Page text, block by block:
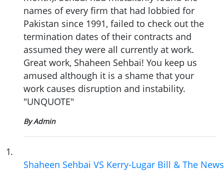
names of every firm that had lobbied for
Pakistan since 1991, failed to check out the
termination dates of their contracts and
assumed they were all currently at work.
Great work, Shaheen Sehbai! You keep us
amused although it is a shame that your
work causes disruption and instability.
"UNQUOTE"
By Admin
1.
Shaheen Sehbai VS Kerry-Lugar Bill & The